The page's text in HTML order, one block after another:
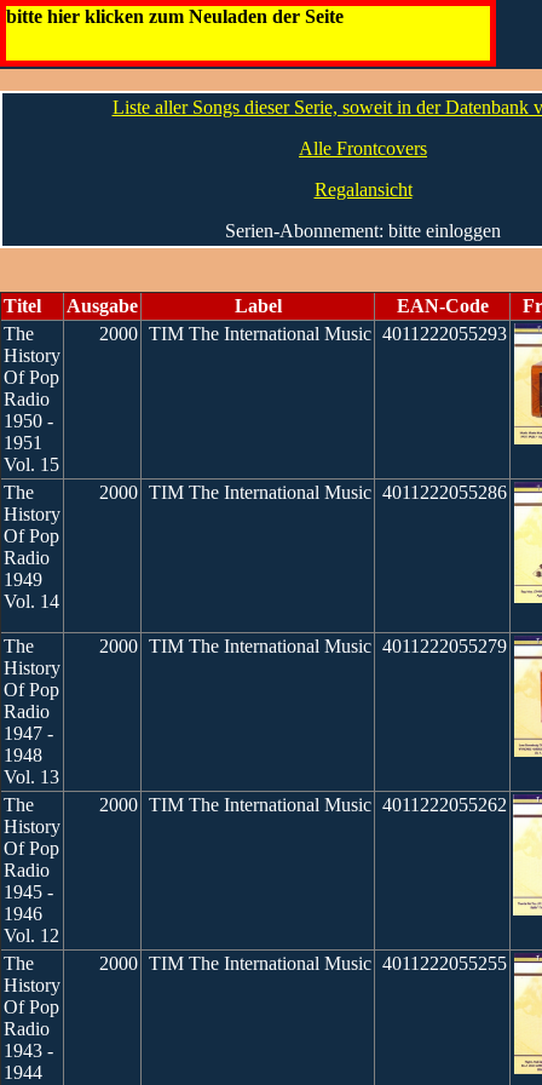
bitte hier klicken zum Neuladen der Seite
The History Of Pop Radio
Liste aller Songs dieser Serie, soweit in der Datenbank
Alle Frontcovers
Regalansicht
Serien-Abonnement: bitte einloggen
Titel Ausgabe Label EAN-Code
The
History
Of Pop
Radio
1950 -
1951
Vol. 15
2000 TIM The International Music 4011222055293
The
History
Of Pop
Radio
1949
Vol. 14
2000 TIM The International Music 4011222055286
The
History
Of Pop
Radio
1947 -
1948
Vol. 13
2000 TIM The International Music 4011222055279
The
History
Of Pop
Radio
1945 -
1946
Vol. 12
2000 TIM The International Music 4011222055262
The
History
Of Pop
Radio
1943 -
1944
2000 TIM The International Music 4011222055255